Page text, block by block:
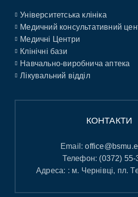
Університетська клініка
Медичний консультативний
Медичні Центри
Клінічні бази
Навчально-виробнича аптека
Лікувальний відділ
КОНТАКТИ
Email:
Телефон: (0372) 55-
Адреса: : м. Чернівці, пл.